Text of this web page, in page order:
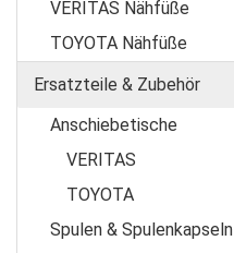
VERITAS Nähfüße
TOYOTA Nähfüße
Ersatzteile & Zubehör
Anschiebetische
VERITAS
TOYOTA
Spulen & Spulenkapseln